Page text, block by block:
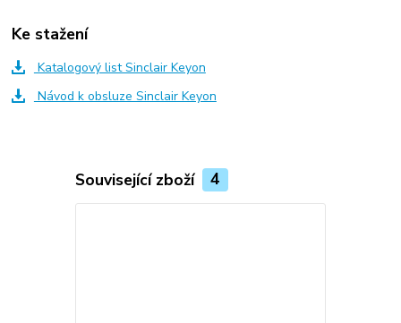
Ke stažení
Katalogový list Sinclair Keyon
Návod k obsluze Sinclair Keyon
Související zboží 4